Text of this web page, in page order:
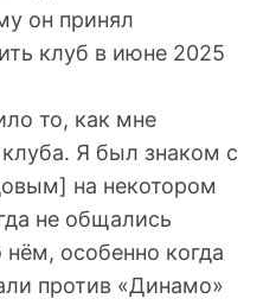
он принял
клуб в июне 2025
то, как мне
Я был знаком с
на некотором
не общались
особенно когда
против «Динамо»